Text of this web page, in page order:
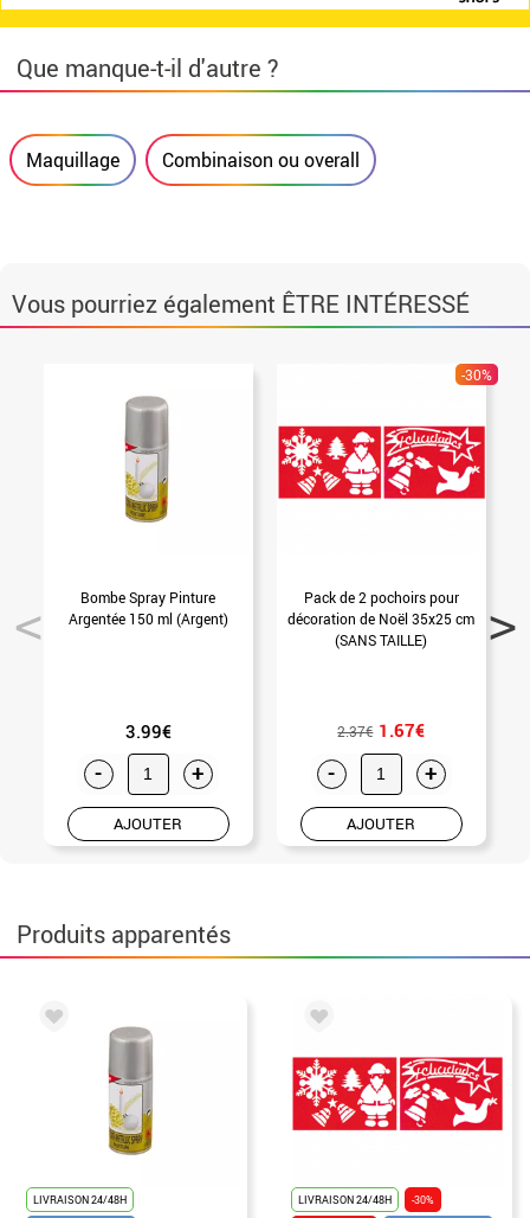
Que manque-t-il d'autre ?
Maquillage Combinaison ou overall
Vous pourriez également ÊTRE INTÉRESSÉ
Bombe Spray Pinture
Argentée 150 ml (Argent)
3.99€
- +
AJOUTER
-30%
Pack de 2 pochoirs pour
décoration de Noël 35x25 cm
(SANS TAILLE)
2.37€ 1.67€
- +
AJOUTER
Produits apparentés
LIVRAISON 24/48H
LIVRAISON 24/48H
-30%